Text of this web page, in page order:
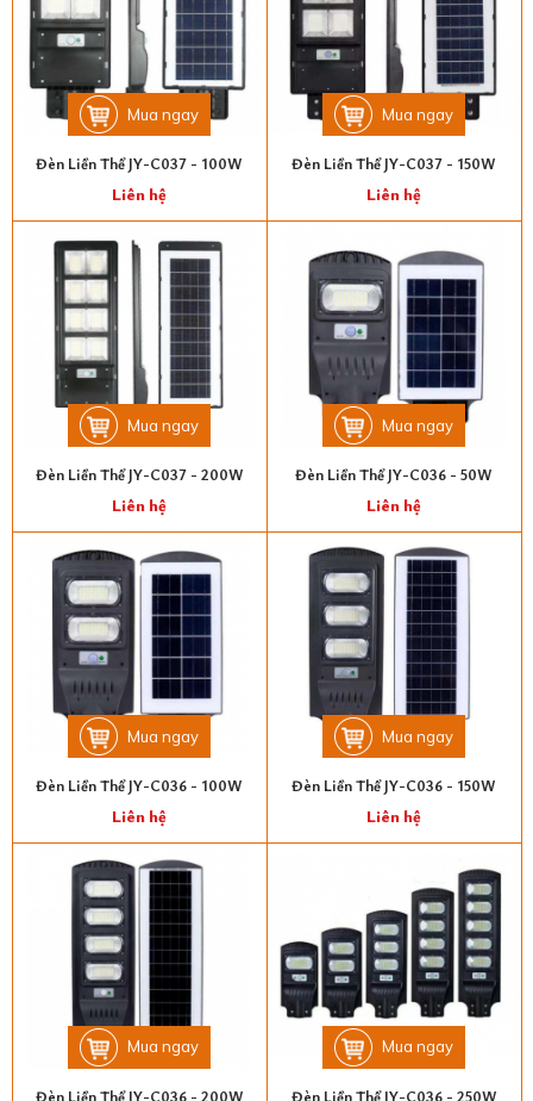
Mua ngay
Đèn Liền Thể JY-C037 - 100W
Liên hệ
Mua ngay
Đèn Liền Thể JY-C037 - 150W
Liên hệ
Mua ngay
Đèn Liền Thể JY-C037 - 200W
Liên hệ
Mua ngay
Đèn Liền Thể JY-C036 - 50W
Liên hệ
Mua ngay
Đèn Liền Thể JY-C036 - 100W
Liên hệ
Mua ngay
Đèn Liền Thể JY-C036 - 150W
Liên hệ
Mua ngay
Đèn Liền Thể JY-C036 - 200W
Mua ngay
Đèn Liền Thể JY-C036 - 250W